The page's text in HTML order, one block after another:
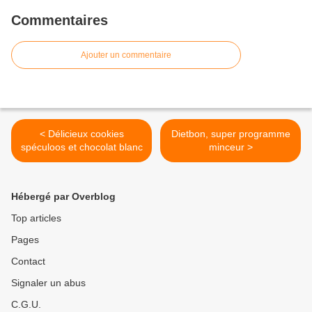
Commentaires
Ajouter un commentaire
< Délicieux cookies
spéculoos et chocolat blanc
Dietbon, super programme
minceur >
Hébergé par Overblog
Top articles
Pages
Contact
Signaler un abus
C.G.U.